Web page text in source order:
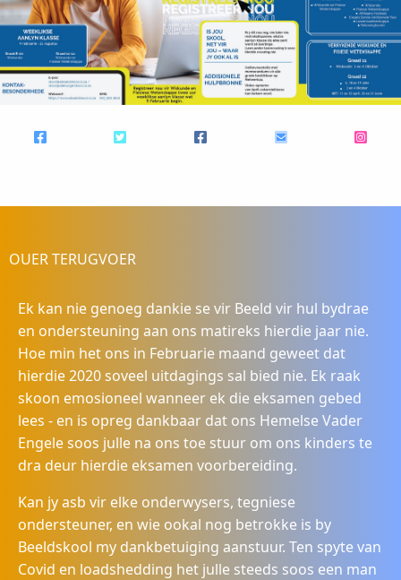
OUER TERUGVOER
Ek kan nie genoeg dankie se vir Beeld vir hul bydrae
en ondersteuning aan ons matireks hierdie jaar nie.
Hoe min het ons in Februarie maand geweet dat
hierdie 2020 soveel uitdagings sal bied nie. Ek raak
skoon emosioneel wanneer ek die eksamen gebed
lees - en is opreg dankbaar dat ons Hemelse Vader
Engele soos julle na ons toe stuur om ons kinders te
dra deur hierdie eksamen voorbereiding.
Kan jy asb vir elke onderwysers, tegniese
ondersteuner, en wie ookal nog betrokke is by
Beeldskool my dankbetuiging aanstuur. Ten spyte van
Covid en loadshedding het julle steeds soos een man